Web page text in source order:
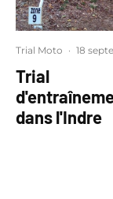
Trial Moto · 18
Trial
dans l'Indre